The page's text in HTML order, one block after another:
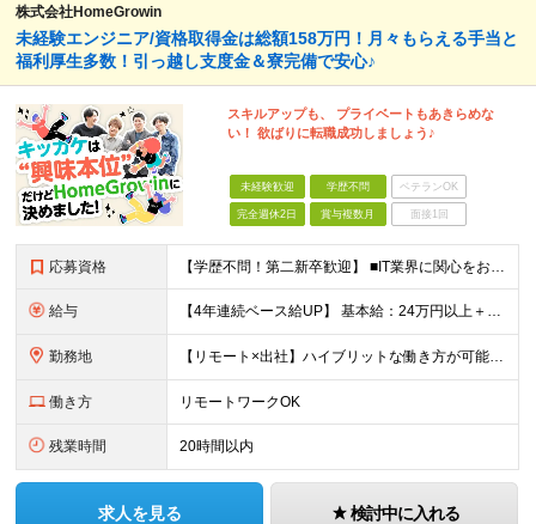
株式会社HomeGrowin
未経験エンジニア/資格取得金は総額158万円！月々もらえる手当と
福利厚生多数！引っ越し支度金＆寮完備で安心♪
スキルアップも、 プライベートもあきらめな
い！ 欲ばりに転職成功しましょう♪
未経験歓迎 学歴不問 ベテランOK
完全週休2日 賞与複数月 面接1回
応募資格 【学歴不問！第二新卒歓迎】 ■IT業界に関心をお持ちの方 【IT業界未経験者の方へ】 ITエンジニアという仕事は、パソコンの前でずっとにらめっこを しているイメージがありますが、意外とそうではないん
給与 【4年連続ベース給UP】 基本給：24万円以上＋残業代(全額)＋各種手当 ※みなし残業なし ※基本給は経験や前職の給与を十分に考慮します ※交通費別途支給 ※6ヶ月間の試用期間があります（給与・待遇は
勤務地 【リモート×出社】ハイブリットな働き方が可能！ 東京、神奈川のプロジェクト先 ■本社 神奈川県横浜市神奈川区栄町3-12 パシフィックマークス横浜イースト6F ■事業所(東京都最寄駅のみ記載) サ
働き方 リモートワークOK
残業時間 20時間以内
求人を見る 検討中に入れる